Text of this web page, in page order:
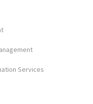
Services